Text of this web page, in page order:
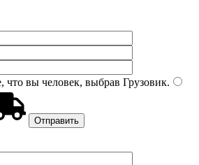
что вы человек, выбрав Грузовик.